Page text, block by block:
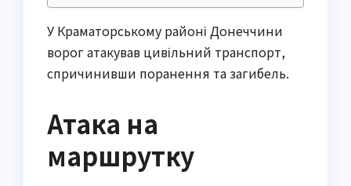
У Краматорському районі Донеччини
ворог атакував цивільний транспорт,
спричинивши поранення та загибель.
Атака на
маршрутку